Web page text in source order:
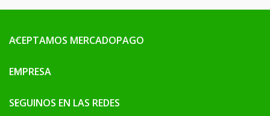
ACEPTAMOS MERCADOPAGO
EMPRESA
SEGUINOS EN LAS REDES